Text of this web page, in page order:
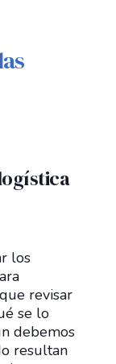
los
revisar
se lo
debemos
resultan